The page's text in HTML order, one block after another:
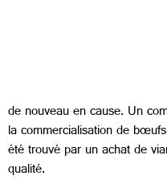
de nouveau en cause. Un
la commercialisation de
été trouvé par un achat de
qualité.